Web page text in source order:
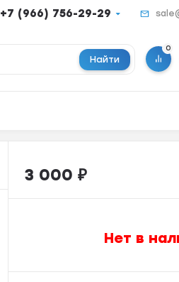
+7 (966) 756-29-29
Найти
0
3 000 ₽
Нет в